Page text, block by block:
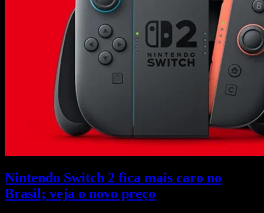
Nintendo Switch 2 fica mais caro no
Brasil; veja o novo preço